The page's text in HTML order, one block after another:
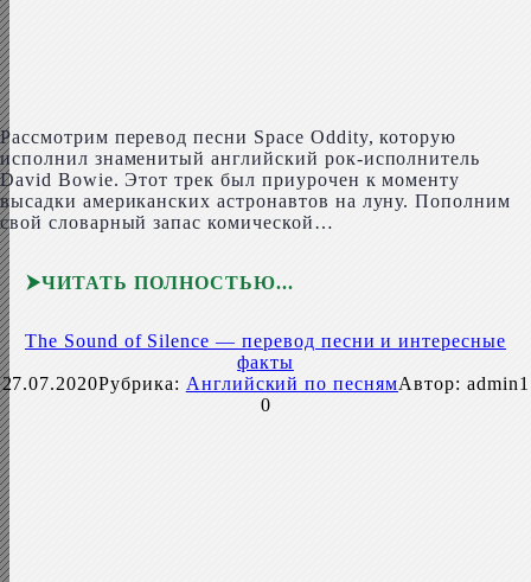
Рассмотрим перевод песни Space Odd­i­ty, которую
исполнил знаменитый английский рок-исполнитель
David Bowie. Этот трек был приурочен к моменту
высадки американских астронавтов на луну. Пополним
свой словарный запас комической…
ЧИТАТЬ ПОЛНОСТЬЮ
The Sound of Silence — перевод песни и интересные
факты
27.07.2020Рубрика: Английский по песнямАвтор: admin1
0